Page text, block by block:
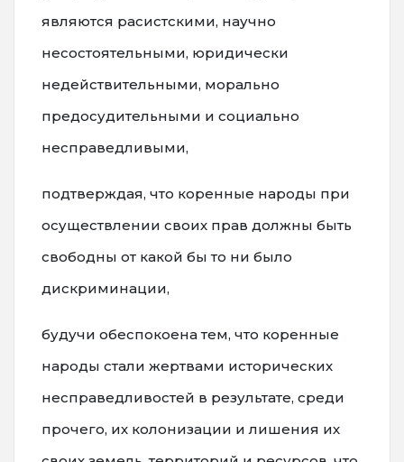
являются расистскими, научно
несостоятельными, юридически
недействительными, морально
предосудительными и социально
несправедливыми,
подтверждая, что коренные народы при
осуществлении своих прав должны быть
свободны от какой бы то ни было
дискриминации,
будучи обеспокоена тем, что коренные
народы стали жертвами исторических
несправедливостей в результате, среди
прочего, их колонизации и лишения их